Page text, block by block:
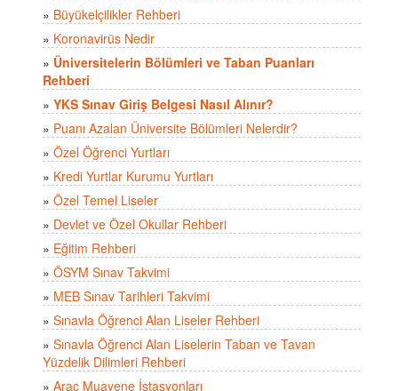
» Büyükelçilikler Rehberi
» Koronavirüs Nedir
» Üniversitelerin Bölümleri ve Taban Puanları
Rehberi
» YKS Sınav Giriş Belgesi Nasıl Alınır?
» Puanı Azalan Üniversite Bölümleri Nelerdir?
» Özel Öğrenci Yurtları
» Kredi Yurtlar Kurumu Yurtları
» Özel Temel Liseler
» Devlet ve Özel Okullar Rehberi
» Eğitim Rehberi
» ÖSYM Sınav Takvimi
» MEB Sınav Tarihleri Takvimi
» Sınavla Öğrenci Alan Liseler Rehberi
» Sınavla Öğrenci Alan Liselerin Taban ve Tavan
Yüzdelik Dilimleri Rehberi
» Araç Muayene İstasyonları